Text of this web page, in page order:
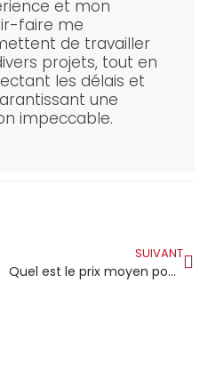
et mon
faire me
de travailler
projets, tout en
les délais et
une
impeccable.
SUIVANT
Quel est le prix moyen pour rénover une charpente ancienne en Nouvelle-Aquitaine ?